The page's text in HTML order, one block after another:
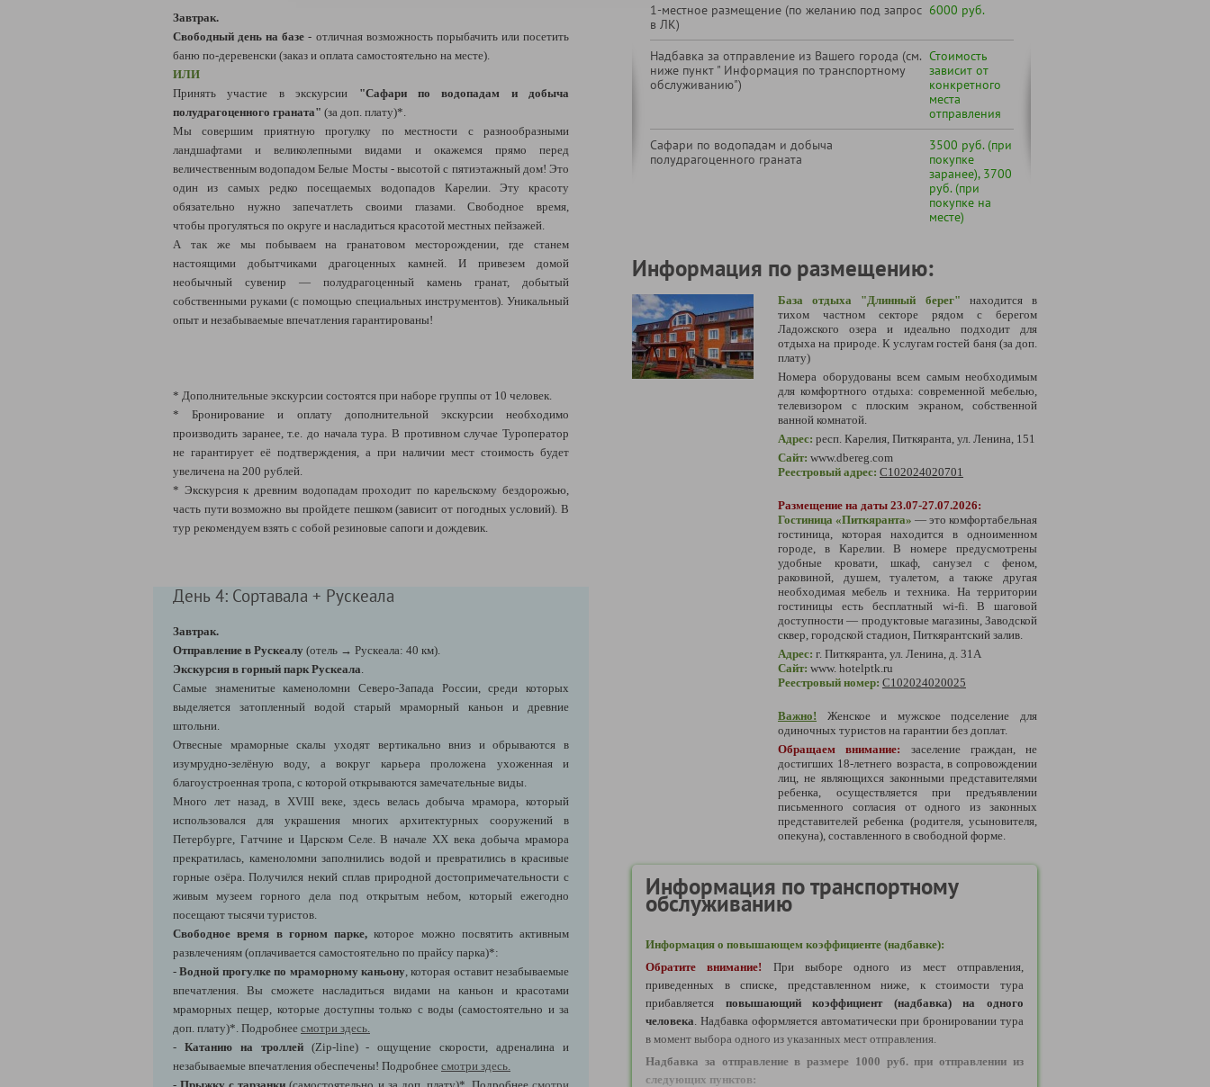
Завтрак.
Свободный день на базе - отличная возможность порыбачить или посетить
баню по-деревенски (заказ и оплата самостоятельно на месте).
ИЛИ
Принять участие в
экскурсии "Сафари по водопадам и добыча
полудрагоценного граната" (за доп. плату)*.
Мы совершим приятную прогулку по местности с разнообразными
ландшафтами и великолепными видами и окажемся прямо перед
величественным водопадом Белые Мосты - высотой с пятиэтажный дом! Это
один из самых редко посещаемых водопадов Карелии. Эту красоту
обязательно нужно запечатлеть своими глазами. Свободное время,
чтобы прогуляться по округе и насладиться красотой местных пейзажей.
А так же мы побываем на гранатовом месторождении, где станем
настоящими добытчиками драгоценных камней. И привезем домой
необычный сувенир — полудрагоценный камень гранат, добытый
собственными руками (с помощью специальных инструментов). Уникальный
опыт и незабываемые впечатления гарантированы!
* Дополнительные экскурсии состоятся при наборе группы от 10 человек.
* Бронирование и оплату дополнительной экскурсии необходимо
производить заранее, т.е. до начала тура. В противном случае Туроператор
не гарантирует её подтверждения, а при наличии мест стоимость будет
увеличена на 200 рублей.
* Экскурсия к древним водопадам проходит по карельскому бездорожью,
часть пути возможно вы пройдете пешком (зависит от погодных условий). В
тур рекомендуем взять с собой резиновые сапоги и дождевик.
День 4: Сортавала + Рускеала
Завтрак.
Отправление в Рускеалу (отель → Рускеала: 40 км).
Экскурсия в горный парк Рускеала
Самые знаменитые каменоломни Северо-Запада России, среди которых
выделяется затопленный водой старый мраморный каньон и древние
штольни.
Отвесные мраморные скалы уходят вертикально вниз и обрываются в
изумрудно-зелёную воду, а вокруг карьера проложена ухоженная и
благоустроенная тропа, с которой открываются замечательные виды.
Много лет назад, в XVIII веке, здесь велась добыча мрамора, который
использовался для украшения многих архитектурных сооружений в
Петербурге, Гатчине и Царском Селе. В начале XX века добыча мрамора
прекратилась, каменоломни заполнились водой и превратились в красивые
горные озёра. Получился некий сплав природной достопримечательности с
живым музеем горного дела под открытым небом, который ежегодно
посещают тысячи туристов.
Свободное время в горном парке, которое можно посвятить активным
развлечениям (оплачивается самостоятельно по прайсу парка)*:
-Водной прогулке по мраморному каньону, которая оставит незабываемые
впечатления. Вы сможете насладиться видами на каньон и красотами
мраморных пещер, которые доступны только с воды (самостоятельно и за
доп. плату)*. Подробнее смотри здесь.
- Катанию на троллей(Zip-line) - ощущение скорости, адреналина и
незабываемые впечатления обеспечены! Подробнее смотри здесь.
1-местное размещение (по желанию под запрос
в ЛК)
6000 руб.
Надбавка за отправление из Вашего города (см.
ниже пункт " Информация по транспортному
обслуживанию")
Стоимость
зависит от
конкретного
места
отправления
Сафари по водопадам и добыча
полудрагоценного граната
3500 руб. (при
покупке
заранее), 3700
руб. (при
покупке на
месте)
Информация по размещению:
База отдыха "Длинный берег" находится в
тихом частном секторе рядом с берегом
Ладожского озера и идеально подходит для
отдыха на природе. К услугам гостей баня (за доп.
плату)
Номера оборудованы всем самым необходимым
для комфортного отдыха: современной мебелью,
телевизором с плоским экраном, собственной
ванной комнатой.
Адрес: респ. Карелия, Питкяранта, ул. Ленина, 151
Сайт: www.dbereg.com
Реестровый адрес: С102024020701
Размещение на даты 23.07-27.07.2026:
Гостиница «Питкяранта» — это комфортабельная
гостиница, которая находится в одноименном
городе, в Карелии. В номере предусмотрены
удобные кровати, шкаф, санузел с феном,
раковиной, душем, туалетом, а также другая
необходимая мебель и техника. На территории
гостиницы есть бесплатный wi-fi. В шаговой
доступности — продуктовые магазины, Заводской
сквер, городской стадион, Питкярантский залив.
Адрес: г. Питкяранта, ул. Ленина, д. 31А
Сайт: www. hotelptk.ru
Реестровый номер: С102024020025
Важно! Женское и мужское подселение для
одиночных туристов на гарантии без доплат.
Обращаем внимание: заселение граждан, не
достигших 18-летнего возраста, в сопровождении
лиц, не являющихся законными представителями
ребенка, осуществляется при предъявлении
письменного согласия от одного из законных
представителей ребенка (родителя, усыновителя,
опекуна), составленного в свободной форме.
Информация по транспортному
обслуживанию
Информация о повышающем коэффициенте (надбавке):
Обратите внимание!
При выборе одного из мест отправления,
приведенных в списке, представленном ниже, к стоимости тура
прибавляется повышающий коэффициент (надбавка) на одного
человека . Надбавка оформляется автоматически при бронировании тура
в момент выбора одного из указанных мест отправления.
Надбавка за отправление в размере 1000 руб. при отправлении из
следующих пунктов: